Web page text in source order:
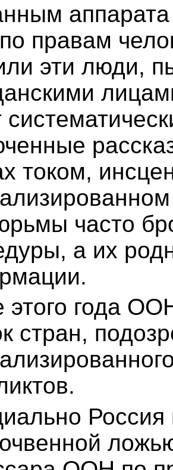
правам
эти люди,
током,
часто
а их
этого года
стран,
Россия